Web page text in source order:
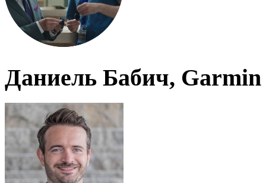
Даниель Бабич, Garmin